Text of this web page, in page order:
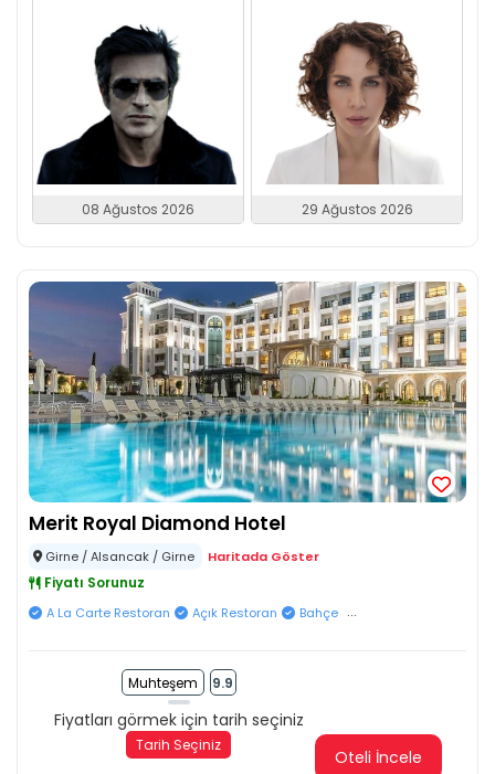
08 Ağustos 2026 29 Ağustos 2026
Merit Royal Diamond Hotel
Girne / Alsancak / Girne Haritada Göster
Fiyatı Sorunuz
A La Carte Restoran Açık Restoran Bahçe ...
Muhteşem 9.9
Fiyatları görmek için tarih seçiniz
Tarih Seçiniz
Oteli İncele